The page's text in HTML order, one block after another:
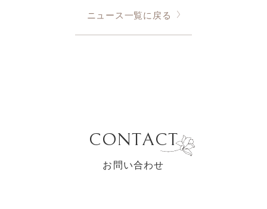
ニュース一覧に戻る
CONTACT
お問い合わせ